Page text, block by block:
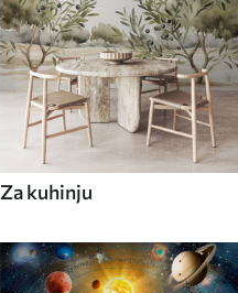
Za kuhinju